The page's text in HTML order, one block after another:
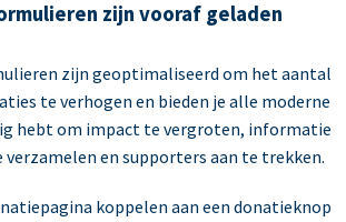
zijn vooraf geladen
zijn geoptimaliseerd om het aantal
te verhogen en bieden je alle moderne
hebt om impact te vergroten, informatie
verzamelen en supporters aan te trekken.
koppelen aan een donatieknop